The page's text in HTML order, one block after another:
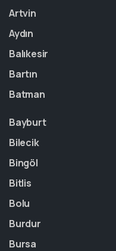
Artvin
Aydın
Balıkesir
Bartın
Batman
Bayburt
Bilecik
Bingöl
Bitlis
Bolu
Burdur
Bursa